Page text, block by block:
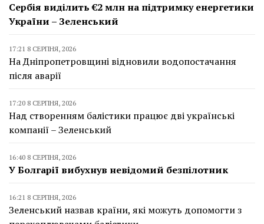
Сербія виділить €2 млн на підтримку енергетики
України – Зеленський
17:21 8 СЕРПНЯ, 2026
На Дніпропетровщині відновили водопостачання
після аварії
17:20 8 СЕРПНЯ, 2026
Над створенням балістики працює дві українські
компанії – Зеленський
16:40 8 СЕРПНЯ, 2026
У Болгарії вибухнув невідомий безпілотник
16:21 8 СЕРПНЯ, 2026
Зеленський назвав країни, які можуть допомогти з